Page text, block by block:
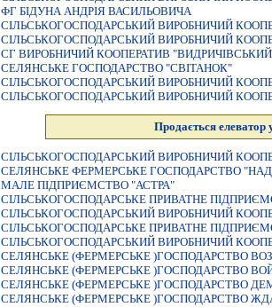
ФГ БІДУНА АНДРІЯ ВАСИЛЬОВИЧА
СIЛЬСЬКОГОСПОДАРСЬКИЙ ВИРОБНИЧИЙ
СIЛЬСЬКОГОСПОДАРСЬКИЙ ВИРОБНИЧИЙ
СГ ВИРОБНИЧИЙ КООПЕРАТИВ
СЕЛЯНСЬКЕ ГОСПОДАРСТВО "СВIТАНОК"
СІЛЬСЬКОГОСПОДАРСЬКИЙ ВИРОБНИЧИЙ
СІЛЬСЬКОГОСПОДАРСЬКИЙ ВИРОБНИЧИЙ
Продається елеватор
СІЛЬСЬКОГОСПОДАРСЬКИЙ ВИРОБНИЧИЙ
СЕЛЯНСЬКЕ ФЕРМЕРСЬКЕ ГОСПОДАРСТВО
МАЛЕ ПІДПРИЄМСТВО "АСТРА"
СIЛЬСЬКОГОСПОДАРСЬКЕ ПРИВАТНЕ
СIЛЬСЬКОГОСПОДАРСЬКИЙ ВИРОБНИЧИЙ
СІЛЬСЬКОГОСПОДАРСЬКЕ ПРИВАТНЕ
СІЛЬСЬКОГОСПОДАРСЬКИЙ ВИРОБНИЧИЙ
СЕЛЯНСЬКЕ (ФЕРМЕРСЬКЕ )ГОСПОДАРСТВО
СЕЛЯНСЬКЕ (ФЕРМЕРСЬКЕ )ГОСПОДАРСТВО
СЕЛЯНСЬКЕ (ФЕРМЕРСЬКЕ )ГОСПОДАРСТВО
СЕЛЯНСЬКЕ (ФЕРМЕРСЬКЕ )ГОСПОДАРСТВО